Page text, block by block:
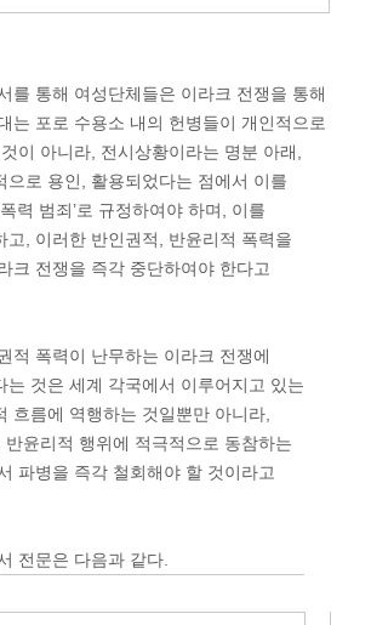
를 통해 여성단체들은 이라크 전쟁을 통해
는 포로 수용소 내의 헌병들이 개인적으로
이 아니라, 전시상황이라는 명분 아래,
으로 용인, 활용되었다는 점에서 이를
력 범죄’로 규정하여야 하며, 이를
고, 이러한 반인권적, 반윤리적 폭력을
크 전쟁을 즉각 중단하여야 한다고
적 폭력이 난무하는 이라크 전쟁에
는 것은 세계 각국에서 이루어지고 있는
흐름에 역행하는 것일뿐만 아니라,
반윤리적 행위에 적극적으로 동참하는
파병을 즉각 철회해야 할 것이라고
전문은 다음과 같다.